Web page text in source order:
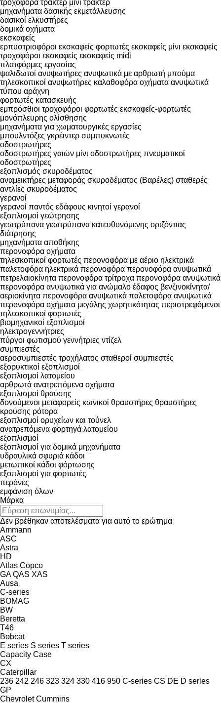
τροχοφόρα τρακτέρ μίνι τρακτέρ
μηχανήματα δασικής εκμετάλλευσης
δασικοί ελκυστήρες
δομικά οχήματα
εκσκαφείς
ερπυστριοφόροι εκσκαφείς φορτωτές εκσκαφείς μίνι εκσκαφείς
τροχοφόροι εκσκαφείς εκσκαφείς midi
πλατφόρμες εργασίας
ψαλιδωτοί ανυψωτήρες ανυψωτικά με αρθρωτή μπούμα
τηλεσκοπικοί ανυψωτήρες καλαθοφόρα οχήματα ανυψωτικά
τύπου αράχνη
φορτωτές κατασκευής
εμπρόσθιοι τροχοφόροι φορτωτές εκσκαφείς-φορτωτές
μονόπλευρης ολίσθησης
μηχανήματα για χωματουργικές εργασίες
μπουλντόζες γκρέιντερ συμπυκνωτές
οδοστρωτήρες
οδοστρωτήρες γαιών μίνι οδοστρωτήρες πνευματικοί
οδοστρωτήρες
εξοπλισμός σκυροδέματος
αναμεικτήρες μεταφοράς σκυροδέματος (Βαρέλες) σταθερές
αντλίες σκυροδέματος
γερανοί
γερανοί παντός εδάφους κινητοί γερανοί
εξοπλισμοί γεώτρησης
γεωτρύπανα γεωτρύπανα κατευθυνόμενης οριζόντιας
διάτρησης
μηχανήματα αποθήκης
περονοφόρα οχήματα
τηλεσκοπικοί φορτωτές περονοφόρα με αέριο ηλεκτρικά
παλετοφόρα ηλεκτρικά περονοφόρα περονοφόρα ανυψωτικά
πετρελαιοκίνητα περονοφόρα τρίτροχα περονοφόρα ανυψωτικά
περονοφόρα ανυψωτικά για ανώμαλο έδαφος βενζινοκίνητα/
αεριοκίνητα περονοφόρα ανυψωτικά παλετοφόρα ανυψωτικά
περονοφόρα οχήματα μεγάλης χωρητικότητας περιστρεφόμενοι
τηλεσκοπικοί φορτωτές
βιομηχανικοί εξοπλισμοί
ηλεκτρογεννήτριες
πύργοι φωτισμού γεννήτριες ντίζελ
συμπιεστές
αεροσυμπιεστές τροχήλατος σταθεροί συμπιεστές
εξορυκτικοί εξοπλισμοί
εξοπλισμοί λατομείου
αρθρωτά ανατρεπόμενα οχήματα
εξοπλισμοί θραύσης
δονούμενοι μεταφορείς κωνικοί θραυστήρες θραυστήρες
κρούσης ρότορα
εξοπλισμοί ορυχείων και τούνελ
ανατρεπόμενα φορτηγά λατομείου
εξοπλισμοί
εξοπλισμοί για δομικά μηχανήματα
υδραυλικά σφυριά κάδοι
μετωπικοί κάδοι φόρτωσης
εξοπλισμοί για φορτωτές
περόνες
εμφάνιση όλων
Μάρκα
Δεν βρέθηκαν αποτελέσματα για αυτό το ερώτημα
Ammann
ASC
Astra
HD
Atlas Copco
GA QAS XAS
Ausa
C-series
BOMAG
BW
Beretta
T46
Bobcat
E series S series T series
Capacity Case
CX
Caterpillar
236 242 246 323 324 330 416 950 C-series CS DE D series
GP
Chevrolet Cummins